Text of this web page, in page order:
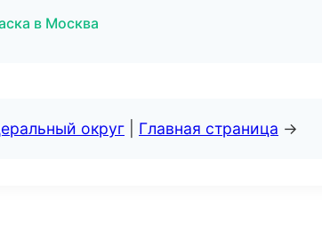
в Москва
округ Главная страница →